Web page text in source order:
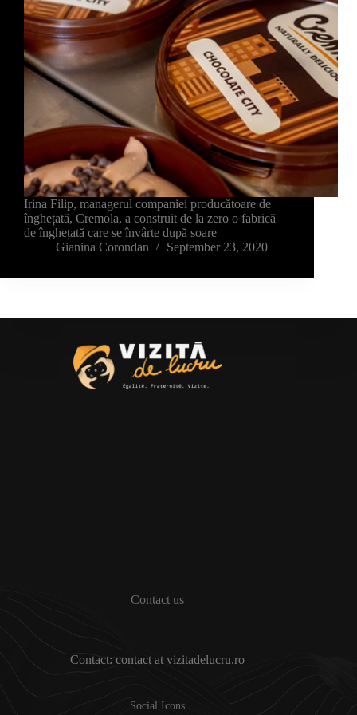
Irina Filip, managerul companiei producătoare de
înghețată, Cremola, a construit de la zero o fabrică
de înghețată care se învârte după soare
Gianina Corondan
September 23, 2020
Contact us
Contact: contact at vizitadelucru.ro
Social Icons